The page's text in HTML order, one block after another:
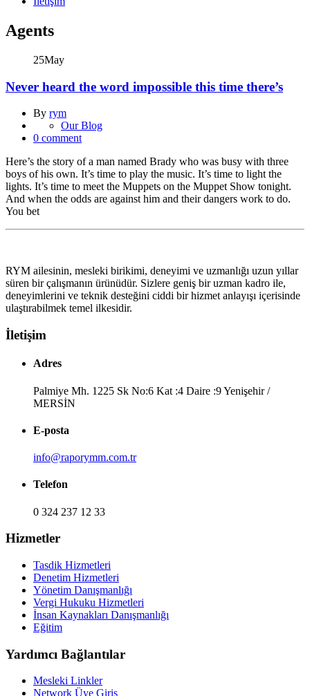
Agents
25May
Never heard the word impossible this time there’s
By rym
Our Blog
0 comment
Here’s the story of a man named Brady who was busy with three
boys of his own. It’s time to play the music. It’s time to light the
lights. It’s time to meet the Muppets on the Muppet Show tonight.
And when the odds are against him and their dangers work to do.
You bet
RYM ailesinin, mesleki birikimi, deneyimi ve uzmanlığı uzun yıllar
süren bir çalışmanın ürünüdür. Sizlere geniş bir uzman kadro ile,
deneyimlerini ve teknik desteğini ciddi bir hizmet anlayışı içerisinde
ulaştırabilmek temel ilkesidir.
İletişim
Adres
Palmiye Mh. 1225 Sk No:6 Kat :4 Daire :9 Yenişehir /
MERSİN
E-posta
info@raporymm.com.tr
Telefon
0 324 237 12 33
Hizmetler
Tasdik Hizmetleri
Denetim Hizmetleri
Yönetim Danışmanlığı
Vergi Hukuku Hizmetleri
İnsan Kaynakları Danışmanlığı
Eğitim
Yardımcı Bağlantılar
Mesleki Linkler
Network Üye Giriş